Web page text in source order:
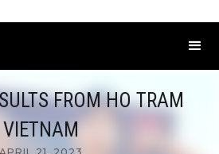
FROM HO TRAM
VIETNAM